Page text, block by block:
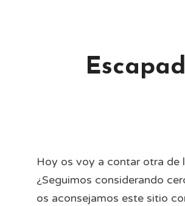
Hoy os voy a contar otra de
¿Seguimos considerando
os aconsejamos este sitio